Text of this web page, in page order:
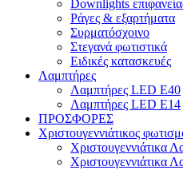
Downlights
Ράγες & εξαρτήματα
Συρματόσχοινο
Στεγανά φωτιστικά
Ειδικές κατασκευές
Λαμπτήρες
Λαμπτήρες LED E40
Λαμπτήρες LED E14
ΠΡΟΣΦΟΡΕΣ
Χριστουγεννιάτικος
Χριστουγεννιάτικα
Χριστουγεννιάτικα